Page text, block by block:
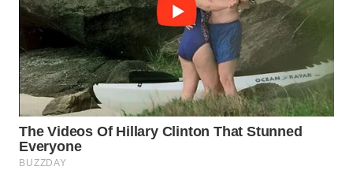
KONSUMEN
WAHANA
LISTRIK
WAHANA
TRAVEL
WAHANA